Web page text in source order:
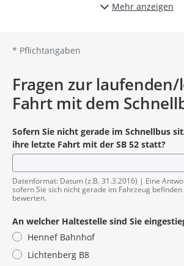
Mehr anzeigen
* Pflichtangaben
Fragen zur
Fahrt mit dem
Sofern Sie nicht gerade im Schnellbus
ihre letzte Fahrt mit der SB 52 statt?
Datenformat: Datum (z.B. 31.3.2016)
Eine
sofern Sie sich nicht gerade im Fahrzeug
bewerten.
An welcher Haltestelle sind Sie
Hennef Bahnhof
Lichtenberg B8